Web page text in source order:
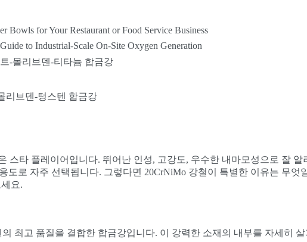
Bowls for Your Restaurant or Food Service Business
to Industrial-Scale On-Site Oxygen Generation
-몰리브덴-티타늄 합금강
리브덴-텅스텐 합금강
스타 플레이어입니다. 뛰어난 인성, 고강도, 우수한 내마모성으로 잘 알
도로 자주 선택됩니다. 그렇다면 20CrNiMo 강철이 특별한 이유는 무엇
요.
최고 품질을 결합한 합금강입니다. 이 강력한 소재의 내부를 자세히